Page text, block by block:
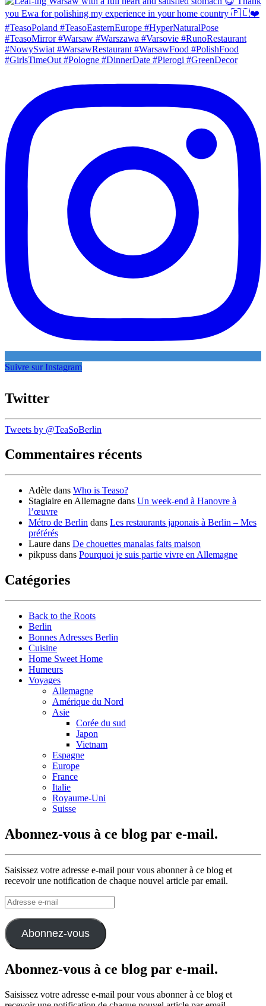
Suivre sur Instagram
Twitter
Tweets by @TeaSoBerlin
Commentaires récents
Adèle dans Who is Teaso?
Stagiaire en Allemagne dans Un week-end à Hanovre à
l’œuvre
Métro de Berlin dans Les restaurants japonais à Berlin – Mes
préférés
Laure dans De chouettes manalas faits maison
pikpuss dans Pourquoi je suis partie vivre en Allemagne
Catégories
Back to the Roots
Berlin
Bonnes Adresses Berlin
Cuisine
Home Sweet Home
Humeurs
Voyages
Allemagne
Amérique du Nord
Asie
Corée du sud
Japon
Vietnam
Espagne
Europe
France
Italie
Royaume-Uni
Suisse
Abonnez-vous à ce blog par e-mail.
Saisissez votre adresse e-mail pour vous abonner à ce blog et
recevoir une notification de chaque nouvel article par email.
Adresse
e-
mail
Abonnez-vous
Abonnez-vous à ce blog par e-mail.
Saisissez votre adresse e-mail pour vous abonner à ce blog et